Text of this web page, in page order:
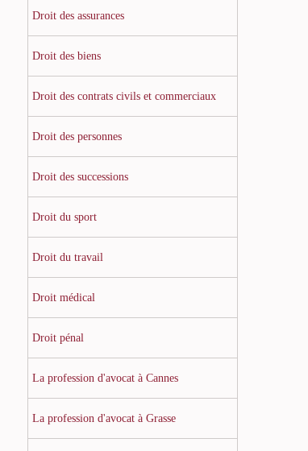
Droit des assurances
Droit des biens
Droit des contrats civils et commerciaux
Droit des personnes
Droit des successions
Droit du sport
Droit du travail
Droit médical
Droit pénal
La profession d'avocat à Cannes
La profession d'avocat à Grasse